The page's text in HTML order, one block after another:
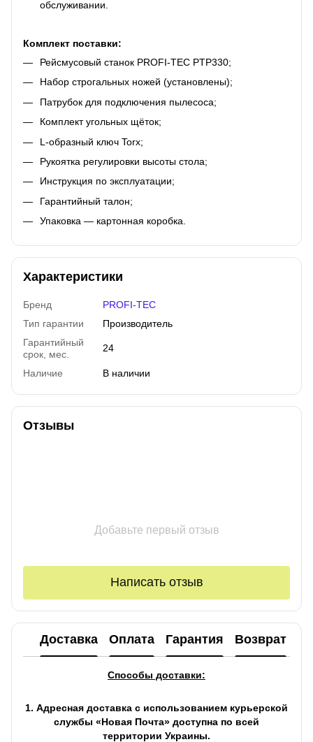
обслуживании.
Комплект поставки:
Рейсмусовый станок PROFI-TEC PTP330;
Набор строгальных ножей (установлены);
Патрубок для подключения пылесоса;
Комплект угольных щёток;
L-образный ключ Torx;
Рукоятка регулировки высоты стола;
Инструкция по эксплуатации;
Гарантийный талон;
Упаковка — картонная коробка.
Характеристики
Бренд
PROFI-TEC
Тип гарантии
Производитель
Гарантийный
срок, мес.
24
Наличие В наличии
Отзывы
Добавьте первый отзыв
Написать отзыв
Доставка Оплата Гарантия Возврат
Способы доставки:
1. Адресная доставка с использованием курьерской
службы «Новая Почта» доступна по всей
территории Украины.